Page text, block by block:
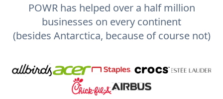
POWR has helped over a half million
businesses on every continent
(besides Antarctica, because of course not)